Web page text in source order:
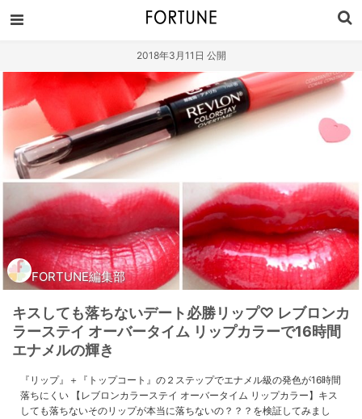
2018年3月11日 公開
FORTUNE編集部
キスしても落ちないデート必勝リップ♡ レブロンカ
ラーステイ オーバータイム リップカラーで16時間
エナメルの輝き
『リップ』＋『トップコート』の２ステップでエナメル級の発色が16時間
落ちにくい 【レブロンカラーステイ オーバータイム リップカラー】キス
しても落ちないそのリップが本当に落ちないの？？？を検証してみまし